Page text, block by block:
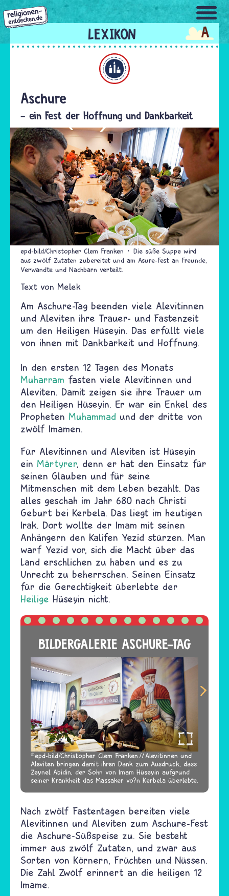
Direkt
zum
Inhalt
A
Aschure
- ein Fest der Hoffnung und Dankbarkeit
epd-bild/Christopher Clem Franken
Die süße Suppe wird
aus zwölf Zutaten zubereitet und am Asure-Fest an Freunde,
Verwandte und Nachbarn verteilt.
Text von Melek
Am Aschure-Tag beenden viele Alevitinnen
und Aleviten ihre Trauer- und Fastenzeit
um den Heiligen Hüseyin. Das erfüllt viele
von ihnen mit Dankbarkeit und Hoffnung.
In den ersten 12 Tagen des Monats
Muharram fasten viele Alevitinnen und
Aleviten. Damit zeigen sie ihre Trauer um
den Heiligen Hüseyin. Er war ein Enkel des
Propheten Muhammad und der dritte von
zwölf Imamen.
Für Alevitinnen und Aleviten ist Hüseyin
ein Märtyrer, denn er hat den Einsatz für
seinen Glauben und für seine
Mitmenschen mit dem Leben bezahlt. Das
alles geschah im Jahr 680 nach Christi
Geburt bei Kerbela. Das liegt im heutigen
Irak. Dort wollte der Imam mit seinen
Anhängern den Kalifen Yezid stürzen. Man
warf Yezid vor, sich die Macht über das
Land erschlichen zu haben und es zu
Unrecht zu beherrschen. Seinen Einsatz
für die Gerechtigkeit überlebte der
Heilige Hüseyin nicht.
BILDERGALERIE ASCHURE-TAG
epd-bild/Christopher Clem Franken
Alevitinnen und
Aleviten bringen damit ihren Dank zum Ausdruck, dass
Zeynel Abidin, der Sohn von Imam Hüseyin aufgrund
seiner Krankheit das Massaker vo?n Kerbela überlebte.
Nach zwölf Fastentagen bereiten viele
Alevitinnen und Aleviten zum Aschure-Fest
die Aschure-Süßspeise zu. Sie besteht
immer aus zwölf Zutaten, und zwar aus
Sorten von Körnern, Früchten und Nüssen.
Die Zahl Zwölf erinnert an die heiligen 12
Imame.